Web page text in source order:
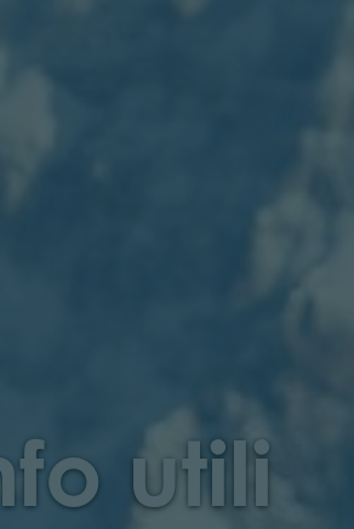
utili